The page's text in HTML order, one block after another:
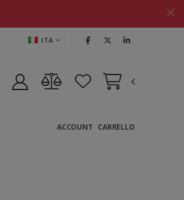
ITA
CARRELLO
ACCOUNT